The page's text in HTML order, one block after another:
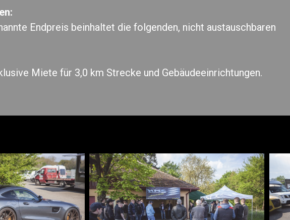
Endpreis beinhaltet die folgenden, nicht austauschbaren
Miete für 3,0 km Strecke und Gebäudeeinrichtungen.